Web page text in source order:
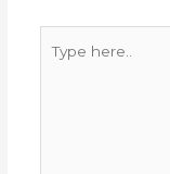
here..